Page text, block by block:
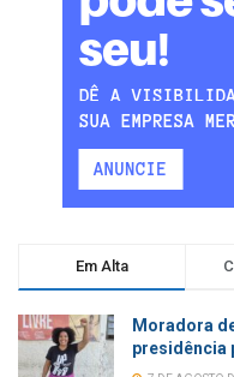
Em Alta
Moradora
presidência